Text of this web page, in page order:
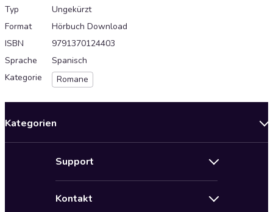
Typ
Ungekürzt
Format
Hörbuch Download
ISBN
9791370124403
Sprache
Spanisch
Kategorie
Romane
Kategorien
Support
Kontakt